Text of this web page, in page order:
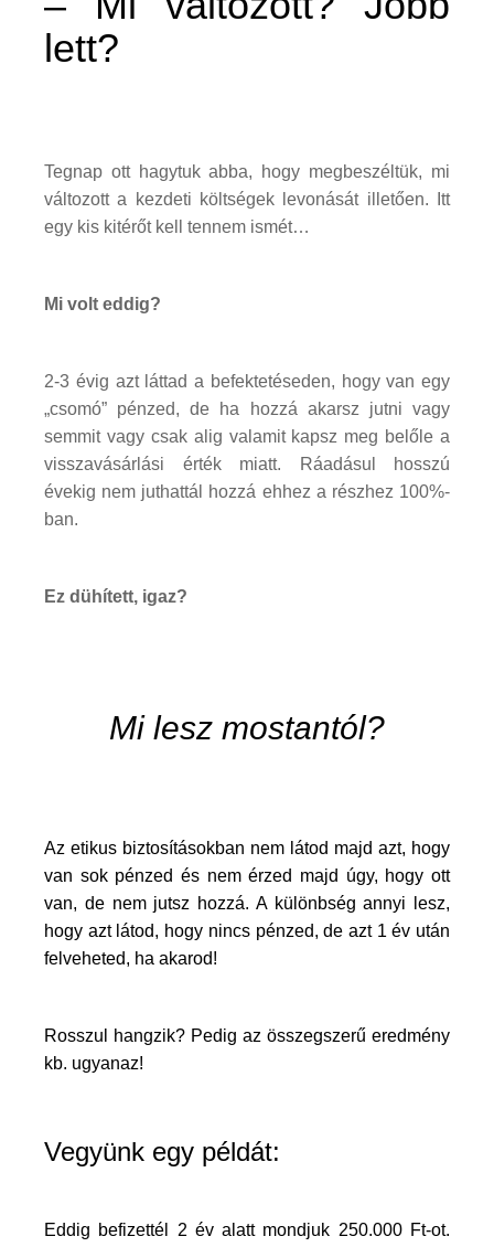
lett?
Tegnap ott hagytuk abba, hogy megbeszéltük, mi
változott a kezdeti költségek levonását illetően. Itt
egy kis kitérőt kell tennem ismét…
Mi volt eddig?
2-3 évig azt láttad a befektetéseden, hogy van egy
„csomó” pénzed, de ha hozzá akarsz jutni vagy
semmit vagy csak alig valamit kapsz meg belőle a
visszavásárlási érték miatt. Ráadásul hosszú
évekig nem juthattál hozzá ehhez a részhez 100%-
ban.
Ez dühített, igaz?
Mi lesz mostantól?
Az etikus biztosításokban nem látod majd azt, hogy
van sok pénzed és nem érzed majd úgy, hogy ott
van, de nem jutsz hozzá. A különbség annyi lesz,
hogy azt látod, hogy nincs pénzed, de azt 1 év után
felveheted, ha akarod!
Rosszul hangzik? Pedig az összegszerű eredmény
kb. ugyanaz!
Vegyünk egy példát:
Eddig befizettél 2 év alatt mondjuk 250.000 Ft-ot.